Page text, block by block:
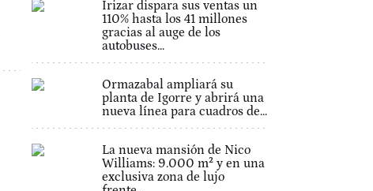
Irizar dispara sus ventas un
110% hasta los 41 millones
gracias al auge de los
autobuses...
Ormazabal ampliará su
planta de Igorre y abrirá una
nueva línea para cuadros de...
La nueva mansión de Nico
Williams: 9.000 m² y en una
exclusiva zona de lujo